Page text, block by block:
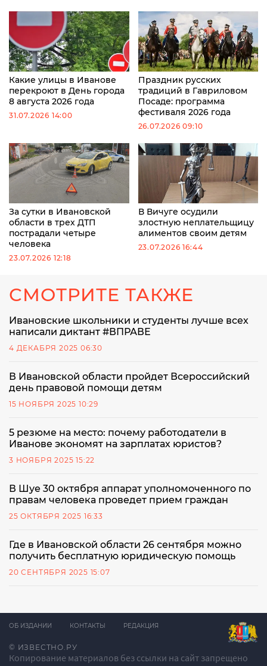
Какие улицы в Иванове
перекроют в День города
8 августа 2026 года
31.07.2026 14:00
Праздник русских
традиций в Гавриловом
Посаде: программа
фестиваля 2026 года
26.07.2026 09:10
За сутки в Ивановской
области в трех ДТП
пострадали четыре
человека
23.07.2026 12:18
В Вичуге осудили
злостную неплательщицу
алиментов своим детям
23.07.2026 16:44
СМОТРИТЕ ТАКЖЕ
Ивановские школьники и студенты лучше всех
написали диктант #ВПРАВЕ
4 ДЕКАБРЯ 2025 06:30
В Ивановской области пройдет Всероссийский
день правовой помощи детям
15 НОЯБРЯ 2025 10:29
5 резюме на место: почему работодатели в
Иванове экономят на зарплатах юристов?
3 НОЯБРЯ 2025 15:22
В Шуе 30 октября аппарат уполномоченного по
правам человека проведет прием граждан
25 ОКТЯБРЯ 2025 16:33
Где в Ивановской области 26 сентября можно
получить бесплатную юридическую помощь
20 СЕНТЯБРЯ 2025 15:07
© ИЗВЕСТНО.РУ
Копирование материалов без ссылки на сайт запрещено
ОБ ИЗДАНИИ КОНТАКТЫ РЕДАКЦИЯ